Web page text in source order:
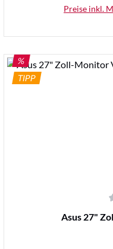
Preise inkl.
RABATT
%
TIPP
DurchschnittlicheAsus 27"